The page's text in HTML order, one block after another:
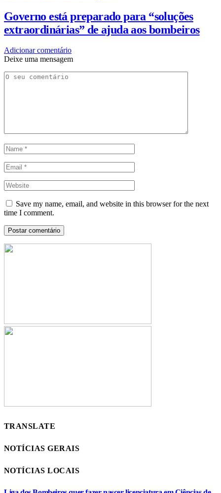
Governo está preparado para “soluções
extraordinárias” de ajuda aos bombeiros
Adicionar comentário
Deixe uma mensagem
Save my name, email, and website in this browser for the next
time I comment.
TRANSLATE
NOTÍCIAS GERAIS
NOTÍCIAS LOCAIS